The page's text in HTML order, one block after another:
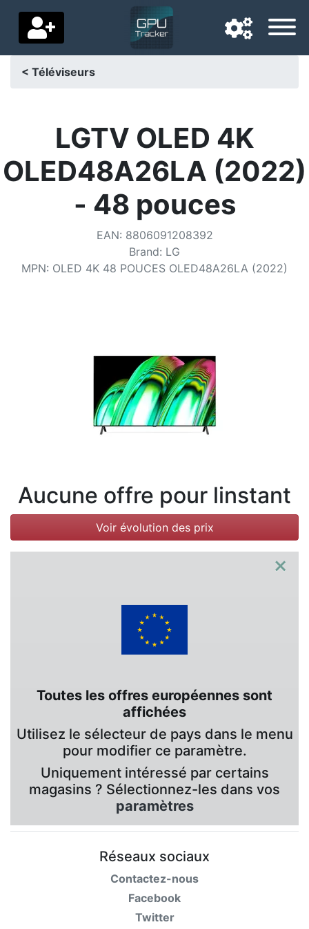
Pays de livraison
Accueil
< Téléviseurs
LGTV OLED 4K
OLED48A26LA (2022)
- 48 pouces
EAN: 8806091208392
Brand: LG
MPN: OLED 4K 48 POUCES OLED48A26LA (2022)
Aucune offre pour linstant
Voir évolution des prix
×
Toutes les offres européennes sont
affichées
Utilisez le sélecteur de pays dans le menu
pour modifier ce paramètre.
Uniquement intéressé par certains
magasins ? Sélectionnez-les dans vos
paramètres
Réseaux sociaux
Contactez-nous
Facebook
Twitter